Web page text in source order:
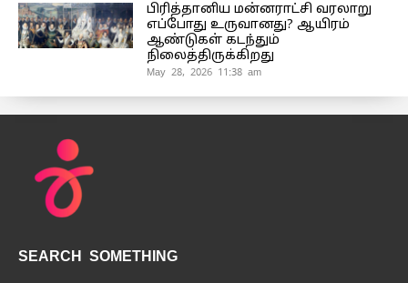
பிரித்தானிய மன்னராட்சி வரலாறு
எப்போது உருவானது? ஆயிரம்
ஆண்டுகள் கடந்தும்
நிலைத்திருக்கிறது
May 28, 2026 11:38 am
SEARCH SOMETHING